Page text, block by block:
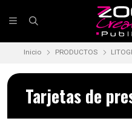
Inicio PRODUCTOS
Tarjetas de